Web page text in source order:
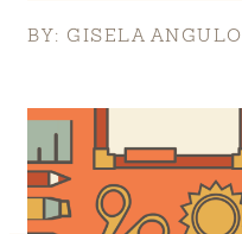
BY: GISELA ANGULO